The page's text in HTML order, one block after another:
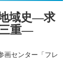
域史―求
重―
画センター「フレ